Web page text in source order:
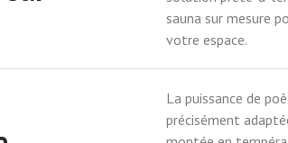
sauna sur mesure
votre espace.
La puissance de
précisément